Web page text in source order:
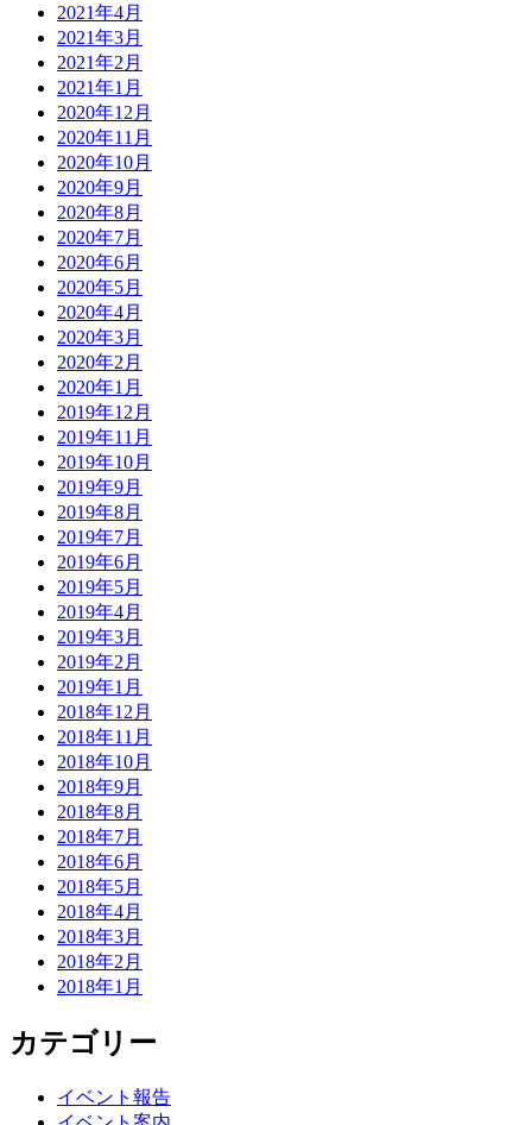
2021年4月
2021年3月
2021年2月
2021年1月
2020年12月
2020年11月
2020年10月
2020年9月
2020年8月
2020年7月
2020年6月
2020年5月
2020年4月
2020年3月
2020年2月
2020年1月
2019年12月
2019年11月
2019年10月
2019年9月
2019年8月
2019年7月
2019年6月
2019年5月
2019年4月
2019年3月
2019年2月
2019年1月
2018年12月
2018年11月
2018年10月
2018年9月
2018年8月
2018年7月
2018年6月
2018年5月
2018年4月
2018年3月
2018年2月
2018年1月
カテゴリー
イベント報告